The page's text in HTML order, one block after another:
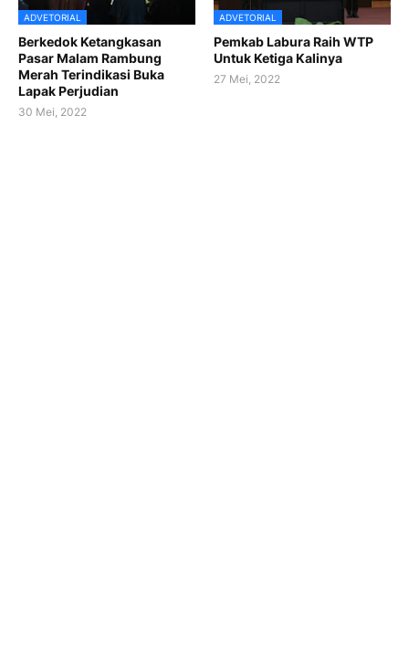
ADVETORIAL
Berkedok Ketangkasan
Pasar Malam Rambung
Merah Terindikasi Buka
Lapak Perjudian
30 Mei, 2022
ADVETORIAL
Pemkab Labura Raih WTP
Untuk Ketiga Kalinya
27 Mei, 2022